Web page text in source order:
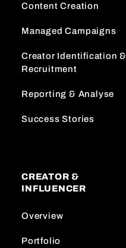
Content Creation
Managed Campaigns
Creator Identification &
Recruitment
Reporting & Analyse
Success Stories
CREATOR &
INFLUENCER
Overview
Portfolio